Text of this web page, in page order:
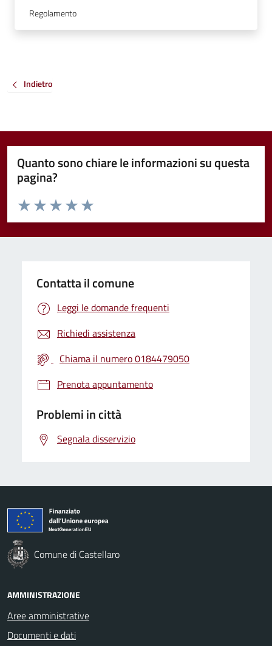
Regolamento
Indietro
Quanto sono chiare le informazioni su questa
pagina?
Valuta da 1 a 5 stelle la pagina
Valuta 5 stelle su 5
Valuta 4 stelle su 5
Valuta 3 stelle su 5
Valuta 2 stelle su 5
Valuta 1 stelle su 5
Contatta il comune
Leggi le domande frequenti
Richiedi assistenza
Chiama il numero 0184479050
Prenota appuntamento
Problemi in città
Segnala disservizio
Comune di Castellaro
AMMINISTRAZIONE
Aree amministrative
Documenti e dati